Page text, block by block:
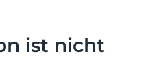
ist nicht